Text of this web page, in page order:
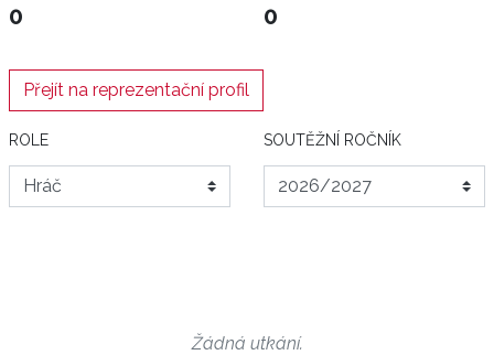
0 0
Přejít na reprezentační profil
ROLE SOUTĚŽNÍ ROČNÍK
Žádná utkání.